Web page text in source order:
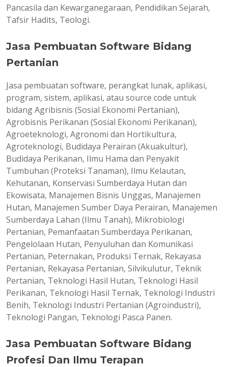
Pancasila dan Kewarganegaraan, Pendidikan Sejarah,
Tafsir Hadits, Teologi.
Jasa Pembuatan Software Bidang
Pertanian
Jasa pembuatan software, perangkat lunak, aplikasi,
program, sistem, aplikasi, atau source code untuk
bidang Agribisnis (Sosial Ekonomi Pertanian),
Agrobisnis Perikanan (Sosial Ekonomi Perikanan),
Agroeteknologi, Agronomi dan Hortikultura,
Agroteknologi, Budidaya Perairan (Akuakultur),
Budidaya Perikanan, Ilmu Hama dan Penyakit
Tumbuhan (Proteksi Tanaman), Ilmu Kelautan,
Kehutanan, Konservasi Sumberdaya Hutan dan
Ekowisata, Manajemen Bisnis Unggas, Manajemen
Hutan, Manajemen Sumber Daya Perairan, Manajemen
Sumberdaya Lahan (Ilmu Tanah), Mikrobiologi
Pertanian, Pemanfaatan Sumberdaya Perikanan,
Pengelolaan Hutan, Penyuluhan dan Komunikasi
Pertanian, Peternakan, Produksi Ternak, Rekayasa
Pertanian, Rekayasa Pertanian, Silvikulutur, Teknik
Pertanian, Teknologi Hasil Hutan, Teknologi Hasil
Perikanan, Teknologi Hasil Ternak, Teknologi Industri
Benih, Teknologi Industri Pertanian (Agroindustri),
Teknologi Pangan, Teknologi Pasca Panen.
Jasa Pembuatan Software Bidang
Profesi Dan Ilmu Terapan